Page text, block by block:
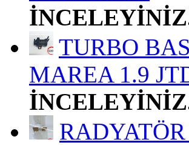
TURBO
MAREA 1.9